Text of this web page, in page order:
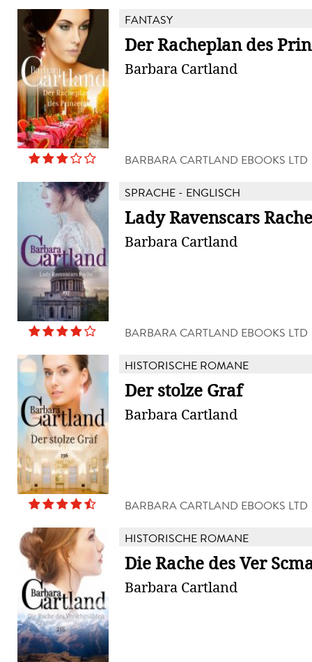
FANTASY
Der Racheplan des
Barbara Cartland
BARBARA CARTLAND EBOOKS LTD
SPRACHE - ENGLISCH
Lady Ravenscars Rache
Barbara Cartland
BARBARA CARTLAND EBOOKS LTD
HISTORISCHE ROMANE
Der stolze Graf
Barbara Cartland
BARBARA CARTLAND EBOOKS LTD
HISTORISCHE ROMANE
Die Rache des Ver
Barbara Cartland